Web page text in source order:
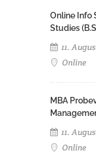
Online Info
Studies
11.
Online
MBA
11.
Online